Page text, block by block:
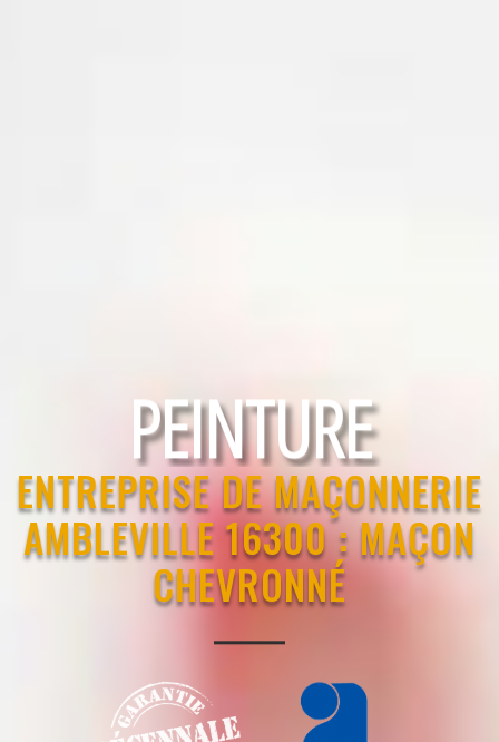
PEINTURE
RAVALEMENT
ENTREPRISE DE MAÇONNERIE
AMBLEVILLE 16300 : MAÇON
CHEVRONNÉ